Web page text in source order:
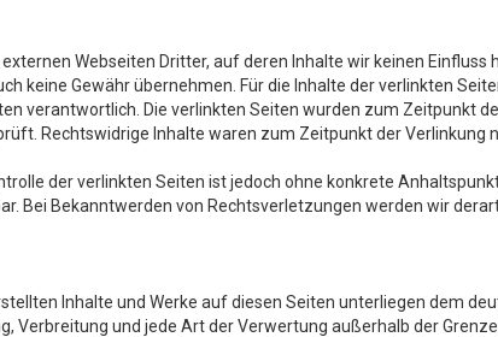
Webseiten Dritter, auf deren Inhalte wir keinen Einfluss
keine Gewähr übernehmen. Für die Inhalte der verlinkten
verantwortlich. Die verlinkten Seiten wurden zum Zeitpunkt
Rechtswidrige Inhalte waren zum Zeitpunkt der Verlinkung
der verlinkten Seiten ist jedoch ohne konkrete
Bei Bekanntwerden von Rechtsverletzungen werden wir
Inhalte und Werke auf diesen Seiten unterliegen dem
Verbreitung und jede Art der Verwertung außerhalb der